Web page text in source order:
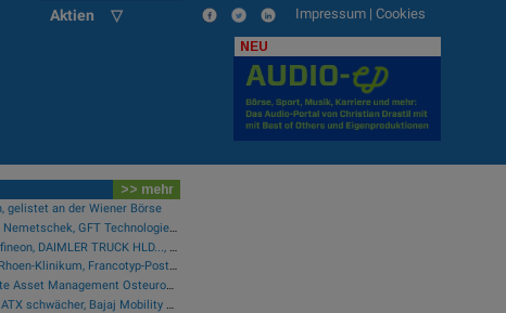
Aktien ▽ Impressum | Cookies
NEU
>> mehr
gelistet an der Wiener Börse
Wie Wirecard, Manz, Nemetschek, GFT Technologies, SAP und Rocket Internet für Gesprächsstoff sorgten
Wie SAP, Scout24, Infineon, DAIMLER TRUCK HLD..., Zalando und Allianz für Gesprächsstoff im DAX sorgten
Wie Baumot Group, Rhoen-Klinikum, Francotyp-Postalia, Tele Columbus, European Lithium und Lanxess für Gesprächsstoff sorgten
Pressegespräch Erste Asset Management Osteuropa Aktien
Wiener Börse Party: ATX schwächer, Bajaj Mobility mit 40 Prozent Wochenplus und vielleicht Momentum aus Indien (Podcast)